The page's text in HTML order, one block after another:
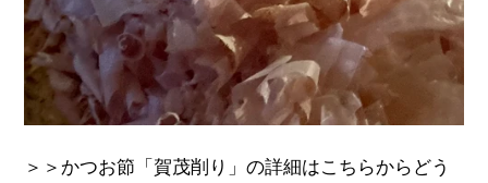
＞＞かつお節「賀茂削り」の詳細はこちらからどう